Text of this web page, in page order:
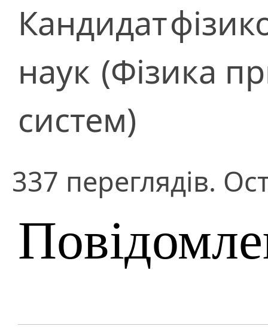
Кандидат
наук (Фізика
систем)
337 переглядів.